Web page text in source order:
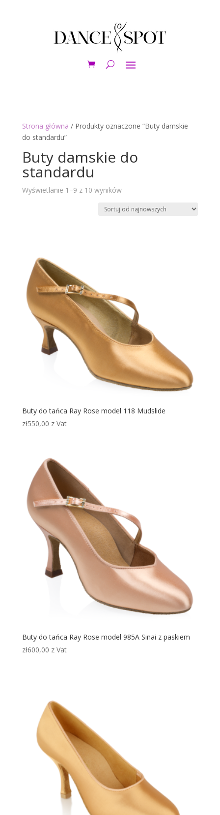
Strona główna / Produkty oznaczone “Buty damskie
do standardu”
Buty damskie do
standardu
Wyświetlanie 1–9 z 10 wynikówPosortowane
najnowszych
Buty do tańca Ray Rose model 118 Mudslide
zł550,00 z Vat
Buty do tańca Ray Rose model 985A Sinai z paskiem
zł600,00 z Vat